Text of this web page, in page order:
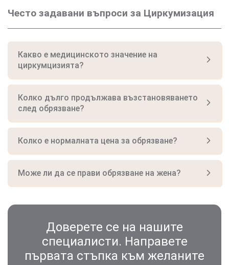
Често задавани въпроси за Циркумизация
Какво е медицинското значение на
циркумцизията?
Колко дълго продължава възстановяването
след обрязване?
Колко е нормалната цена за обрязване?
Може ли да се прави обрязване на жена?
Доверете се на нашите
специалисти. Направете
първата стъпка към желаните